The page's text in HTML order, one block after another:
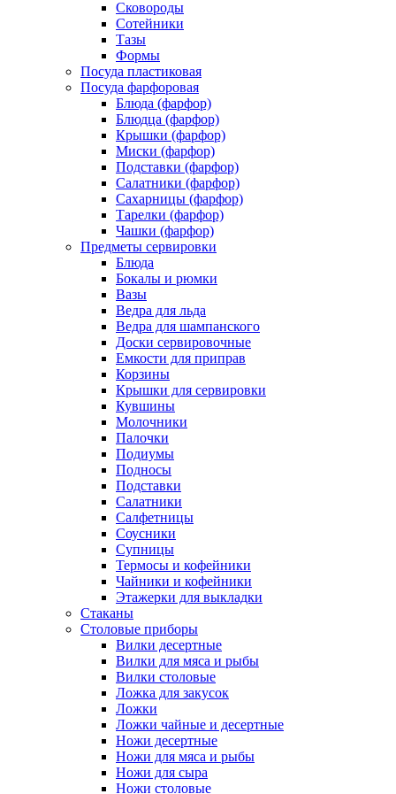
Сковороды
Сотейники
Тазы
Формы
Посуда пластиковая
Посуда фарфоровая
Блюда (фарфор)
Блюдца (фарфор)
Крышки (фарфор)
Миски (фарфор)
Подставки (фарфор)
Салатники (фарфор)
Сахарницы (фарфор)
Тарелки (фарфор)
Чашки (фарфор)
Предметы сервировки
Блюда
Бокалы и рюмки
Вазы
Ведра для льда
Ведра для шампанского
Доски сервировочные
Емкости для приправ
Корзины
Крышки для сервировки
Кувшины
Молочники
Палочки
Подиумы
Подносы
Подставки
Салатники
Салфетницы
Соусники
Супницы
Термосы и кофейники
Чайники и кофейники
Этажерки для выкладки
Стаканы
Столовые приборы
Вилки десертные
Вилки для мяса и рыбы
Вилки столовые
Ложка для закусок
Ложки
Ложки чайные и десертные
Ножи десертные
Ножи для мяса и рыбы
Ножи для сыра
Ножи столовые